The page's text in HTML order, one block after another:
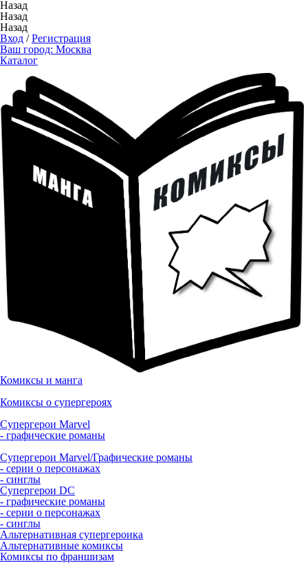
Назад
Назад
Назад
Вход /Регистрация
Ваш город: Москва
Каталог
Комиксы и манга
Комиксы о супергероях
Супергерои Marvel
- графические романы
Супергерои Marvel/Графические романы
- серии о персонажах
- синглы
Супергерои DC
- графические романы
- серии о персонажах
- синглы
Альтернативная супергероика
Альтернативные комиксы
Комиксы по франшизам